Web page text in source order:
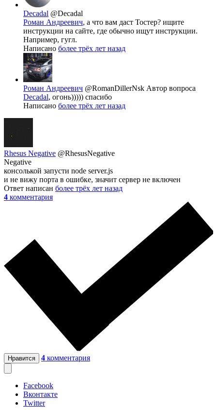
Decadal @Decadal
Роман Андреевич, а что вам даст Тостер? ищите
инструкции на сайте, где обычно ищут инструкции.
Например, гугл.
Написано более трёх лет назад
Роман Андреевич @RomanDillerNsk Автор вопроса
Decadal, огонь))))) спасибо
Написано более трёх лет назад
Rhesus Negative @RhesusNegative
Negative
консолькой запусти node server.js
и не вижу порта в ошибке, значит сервер не включен
Ответ написан более трёх лет назад
4 комментария
Нравится 4 комментария
Facebook
Вконтакте
Twitter